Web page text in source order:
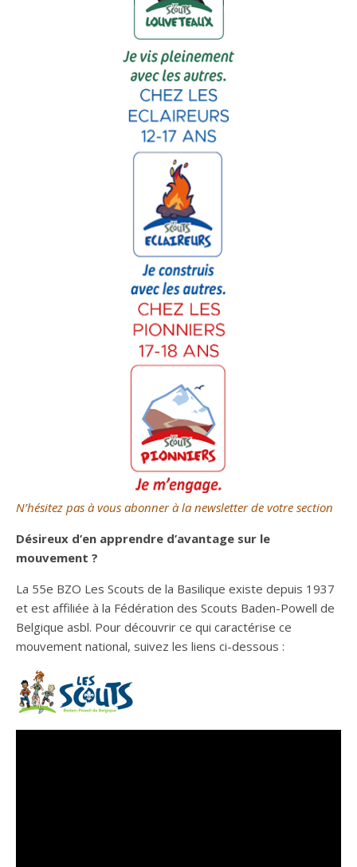
N’hésitez pas à vous abonner à la newsletter de votre section
Désireux d’en apprendre d’avantage sur le
mouvement ?
La 55e BZO Les Scouts de la Basilique existe depuis 1937
et est affiliée à la Fédération des Scouts Baden-Powell de
Belgique asbl. Pour découvrir ce qui caractérise ce
mouvement national, suivez les liens ci-dessous :